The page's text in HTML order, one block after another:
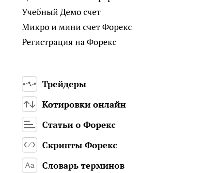
Учебный Демо счет
Микро и мини счет Форекс
Регистрация на Форекс
Трейдеры
Котировки онлайн
Статьи о Форекс
Скрипты Форекс
Словарь терминов